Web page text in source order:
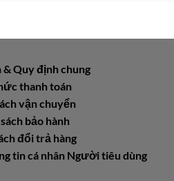
& Quy định chung
thanh toán
vận chuyển
bảo hành
đổi trả hàng
tin cá nhân Người tiêu dùng